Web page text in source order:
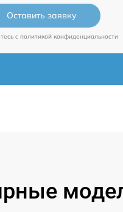
Оставить заявку
c политикой конфиденциальности